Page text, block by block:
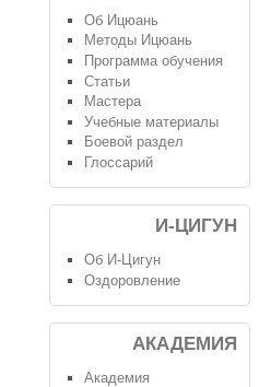
Об Ицюань
Методы Ицюань
Программа обучения
Статьи
Мастера
Учебные материалы
Боевой раздел
Глоссарий
И-ЦИГУН
Об И-Цигун
Оздоровление
АКАДЕМИЯ
Академия